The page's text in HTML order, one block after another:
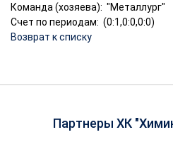
Команда (хозяева): "Металлург"
Счет по периодам: (0:1,0:0,0:0)
Возврат к списку
Партнеры ХК